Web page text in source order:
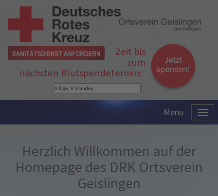
Zeit bis
zum
nächsten Blutspendetermin:
Menu
Herzlich Willkommen auf der
Homepage des DRK Ortsverein
Geislingen